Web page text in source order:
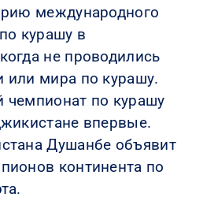
международного
курашу в
не проводились
или мира по курашу.
чемпионат по курашу
впервые.
Душанбе объявит
континента по